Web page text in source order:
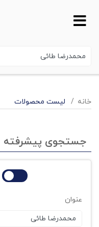
خانه لیست محصولات
جستجوی پیشرفته
عنوان